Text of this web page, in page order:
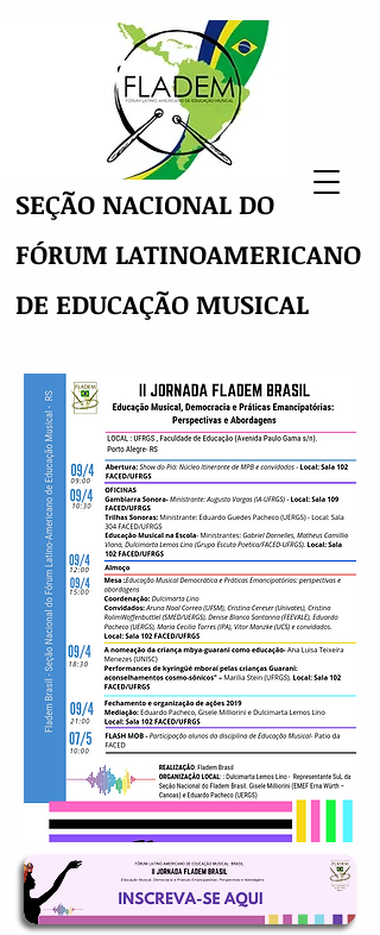
SEÇÃO NACIONAL DO
FÓRUM LATINOAMERICANO
DE EDUCAÇÃO MUSICAL